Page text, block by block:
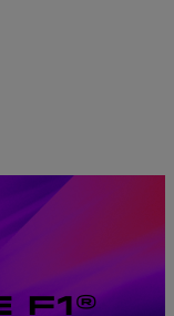
F1®